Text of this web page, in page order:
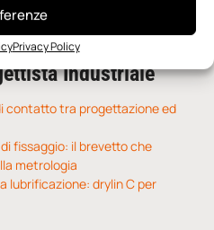
Privacy Policy
Industriale
contatto tra progettazione ed
fissaggio: il brevetto che
metrologia
lubrificazione: drylin C per